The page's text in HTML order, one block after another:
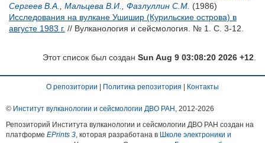
Сергеев В.А.
Мальцева В.И. Фазлуллин С.М. (1986)
Исследования на вулкане Ушишир (Курильские острова) в
августе 1983 г. // Вулканология и сейсмология. № 1. С. 3-12.
Этот список был создан Sun Aug 9 03:08:20 2026 +12
О репозитории Политика репозитория Контакты
© Институт вулканологии и сейсмологии ДВО РАН , 2012-2026
Репозиторий Института вулканологии и сейсмологии ДВО РАН создан на
платформе EPrints 3, которая разработана в Школе электроники и